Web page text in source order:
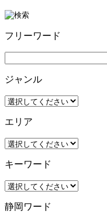
フリーワード
ジャンル
エリア
キーワード
静岡ワード